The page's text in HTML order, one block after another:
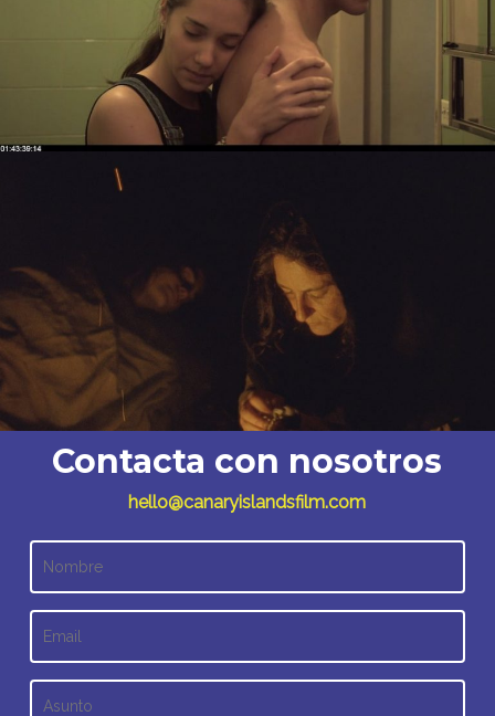
Contacta con nosotros
hello@canaryislandsfilm.com